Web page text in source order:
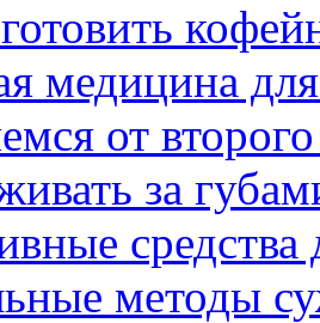
медицина
от
за
средства
методы